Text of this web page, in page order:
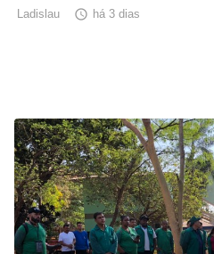
Ladislau  há 3 dias